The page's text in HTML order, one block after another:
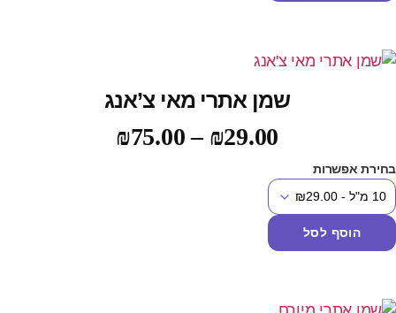
שמן אתרי מאי צ’אנג
₪29.00
–
₪75.00
אפשרות
הוסף לסל